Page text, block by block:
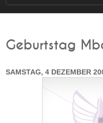
Geburtstag
SAMSTAG, 4 DEZEMBER